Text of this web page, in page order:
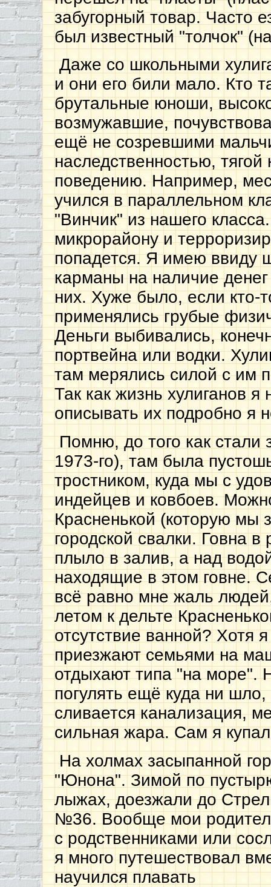
забугорный товар. Часто
был известный "толчок"
Даже со школьными
и они его били мало. Кто
брутальные юноши,
возмужавшие,
ещё не созревшими
наследственностью,
поведению. Например,
учился в параллельном
"Винчик" из нашего
микрорайону и
попадется. Я имею ввиду
карманы на наличие
них. Хуже было, если кто-
применялись грубые
Деньги выбивались,
портвейна или водки.
там мерялись силой с им
Так как жизнь хулиганов
описывать их подробно я
Помню, до того как стали
1973-го), там была
тростником, куда мы с
индейцев и ковбоев.
Красненькой (которую мы
городской свалки. Говна
плыло в залив, а над
находящие в этом говне.
всё равно мне жаль
летом к дельте
отсутствие ванной? Хотя
приезжают семьями на
отдыхают типа "на море".
погулять ещё куда ни шло,
сливается канализация,
сильная жара. Сам я
На холмах засыпанной
"Юнона". Зимой по
лыжах, доезжали до
№36. Вообще мои
с родственниками или
я много путешествовал
научился плавать